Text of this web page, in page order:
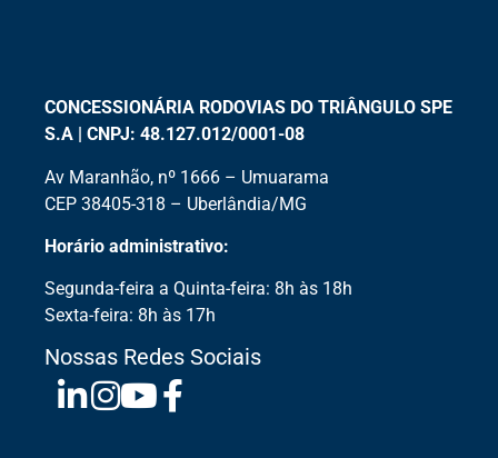
CONCESSIONÁRIA RODOVIAS DO TRIÂNGULO SPE
S.A | CNPJ: 48.127.012/0001-08
Av Maranhão, nº 1666 – Umuarama
CEP 38405-318 – Uberlândia/MG
Horário administrativo:
Segunda-feira a Quinta-feira: 8h às 18h
Sexta-feira: 8h às 17h
Nossas Redes Sociais